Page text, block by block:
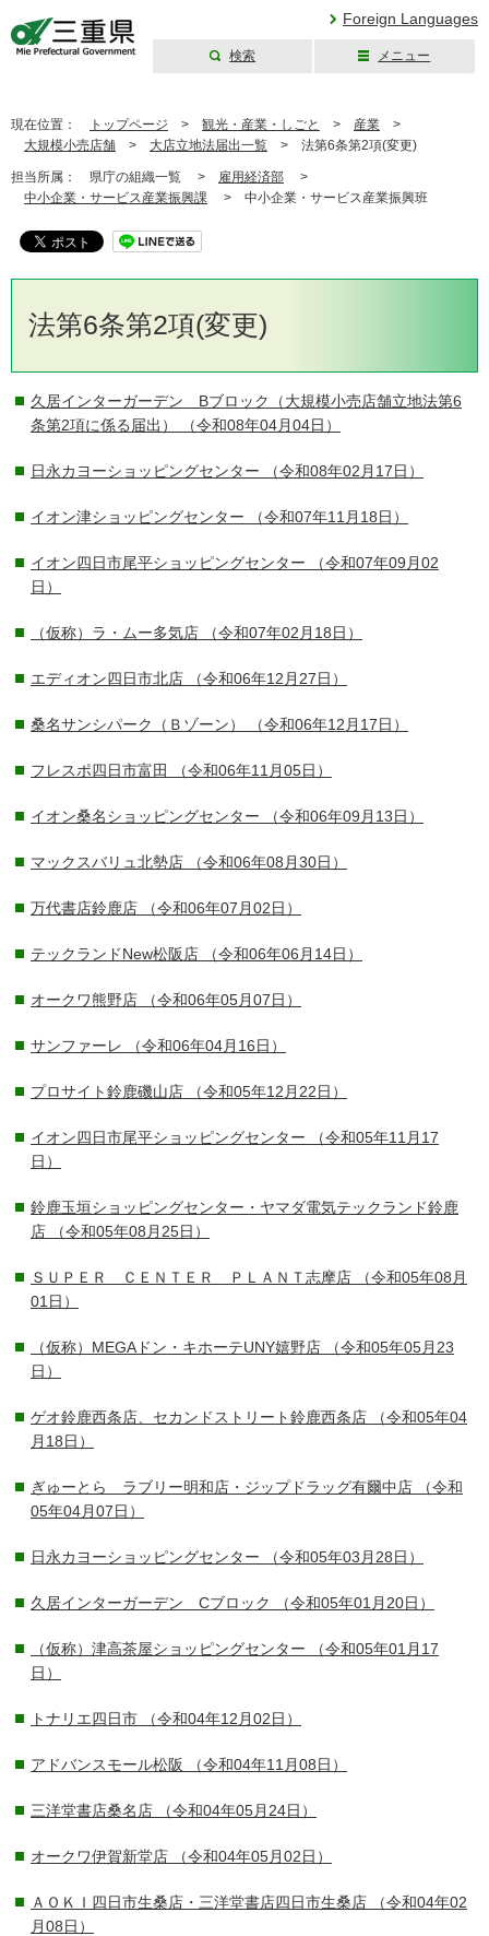
Foreign Languages
検索 メニュー
現在位置： トップページ > 観光・産業・しごと > 産業 >
大規模小売店舗 > 大店立地法届出一覧 > 法第6条第2項(変更)
担当所属： 県庁の組織一覧 > 雇用経済部 >
中小企業・サービス産業振興課 > 中小企業・サービス産業振興班
法第6条第2項(変更)
久居インターガーデン Bブロック（大規模小売店舗立地法第6
条第2項に係る届出）
（令和08年04月04日）
日永カヨーショッピングセンター （令和08年02月17日）
イオン津ショッピングセンター （令和07年11月18日）
イオン四日市尾平ショッピングセンター （令和07年09月02
日）
（仮称）ラ・ムー多気店 （令和07年02月18日）
エディオン四日市北店 （令和06年12月27日）
桑名サンシパーク（Ｂゾーン） （令和06年12月17日）
フレスポ四日市富田 （令和06年11月05日）
イオン桑名ショッピングセンター （令和06年09月13日）
マックスバリュ北勢店 （令和06年08月30日）
万代書店鈴鹿店 （令和06年07月02日）
テックランドNew松阪店 （令和06年06月14日）
オークワ熊野店 （令和06年05月07日）
サンファーレ （令和06年04月16日）
プロサイト鈴鹿磯山店 （令和05年12月22日）
イオン四日市尾平ショッピングセンター （令和05年11月17
日）
鈴鹿玉垣ショッピングセンター・ヤマダ電気テックランド鈴鹿
店 （令和05年08月25日）
ＳＵＰＥＲ ＣＥＮＴＥＲ ＰＬＡＮＴ志摩店 （令和05年08月
01日）
（仮称）MEGAドン・キホーテUNY嬉野店 （令和05年05月23
日）
ゲオ鈴鹿西条店、セカンドストリート鈴鹿西条店 （令和05年04
月18日）
ぎゅーとら ラブリー明和店・ジップドラッグ有爾中店
（令和
05年04月07日）
日永カヨーショッピングセンター （令和05年03月28日）
久居インターガーデン Cブロック （令和05年01月20日）
（仮称）津高茶屋ショッピングセンター （令和05年01月17
日）
トナリエ四日市 （令和04年12月02日）
アドバンスモール松阪 （令和04年11月08日）
三洋堂書店桑名店 （令和04年05月24日）
オークワ伊賀新堂店 （令和04年05月02日）
ＡＯＫＩ四日市生桑店・三洋堂書店四日市生桑店 （令和04年02
月08日）